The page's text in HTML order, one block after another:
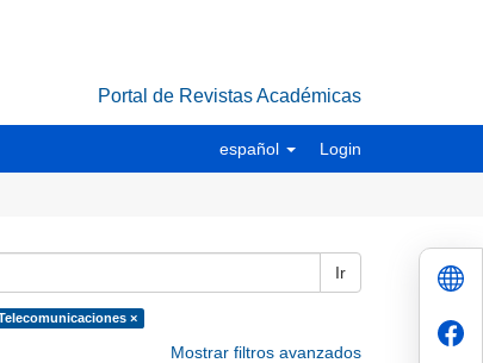
Portal de Revistas Académicas
español Login
Ir
×
Mostrar filtros avanzados